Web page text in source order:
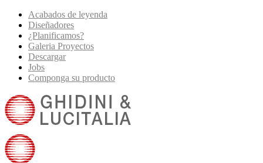
Acabados de leyenda
Diseñadores
¿Planificamos?
Galeria Proyectos
Descargar
Jobs
Componga su producto